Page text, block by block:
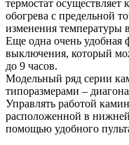
термостат осуществляет
обогрева с предельной
изменения температуры
Еще одна очень удобная
выключения, который
до 9 часов.
Модельный ряд серии
типоразмерами –
Управлять работой
расположенной в
помощью удобного